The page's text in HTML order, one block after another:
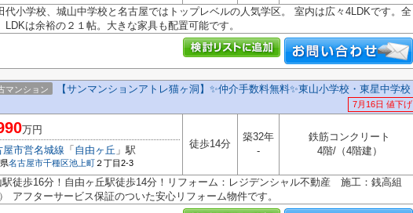
小学校、城山中学校と名古屋ではトップレベルの人気学区。 室内は広々4LDKです。全
は余裕の２１帖。大きな家具も配置可能です。
マンション 【サンマンションアトレ猫ヶ洞】✨️仲介手数料無料✨️東山小学校・東星中学校
7月16日 値下げ
万円
屋市営名城線 「 自由ヶ丘 」駅
名古屋市千種区池上町 ２丁目2-3
徒歩14分
築32年
-
鉄筋コンクリート
4階/（4階建）
駅徒歩16分！自由ヶ丘駅徒歩14分！リフォーム：レジデンシャル不動産 施工：銭高組
アフターサービス保証のついた安心リフォーム物件です。